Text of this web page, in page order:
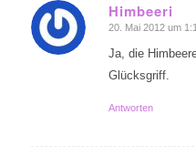
Himbeeri
sagte:
20. Mai 2012 um
Ja, die
Glücksgriff.
Antworten